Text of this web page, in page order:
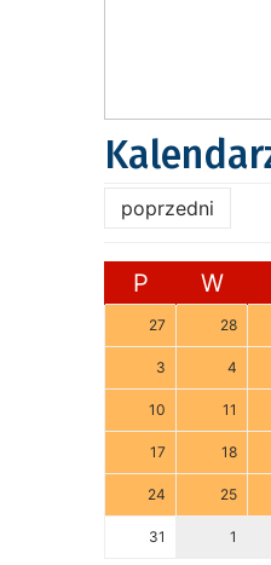
poprzedni
P W
27 28
3 4
10 11
17 18
24 25
31 1